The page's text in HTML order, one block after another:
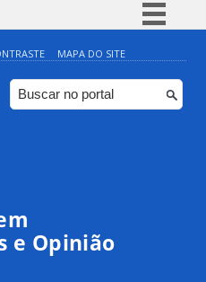
Simplifique!
Comunica BR
Participe
MAPA DO SITE
e Opinião